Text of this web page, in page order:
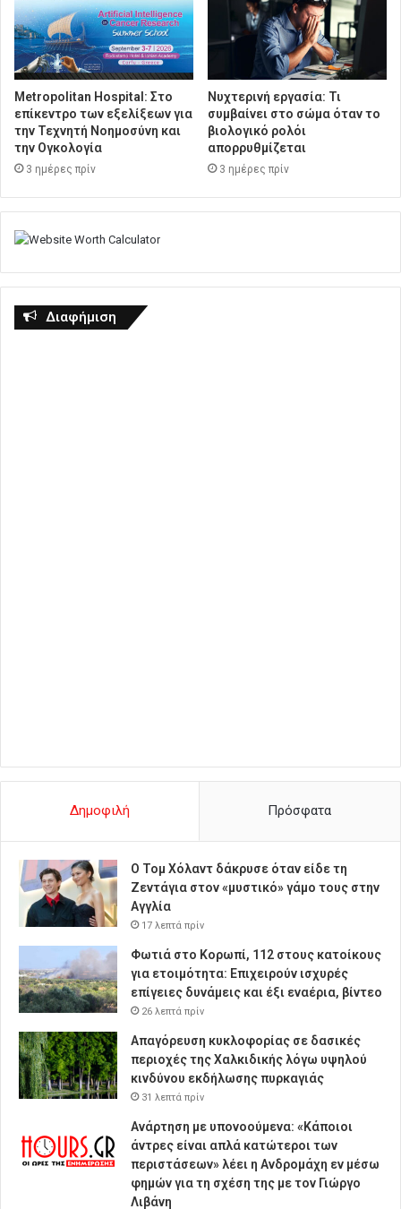
Metropolitan Hospital: Στο
επίκεντρο των εξελίξεων για
την Τεχνητή Νοημοσύνη και
την Ογκολογία
3 ημέρες πρίν
Νυχτερινή εργασία: Τι
συμβαίνει στο σώμα όταν το
βιολογικό ρολόι
απορρυθμίζεται
3 ημέρες πρίν
Διαφήμιση
Δημοφιλή Πρόσφατα
Ο Τομ Χόλαντ δάκρυσε όταν είδε τη
Ζεντάγια στον «μυστικό» γάμο τους στην
Αγγλία
17 λεπτά πρίν
Φωτιά στο Κορωπί, 112 στους κατοίκους
για ετοιμότητα: Επιχειρούν ισχυρές
επίγειες δυνάμεις και έξι εναέρια, βίντεο
26 λεπτά πρίν
Απαγόρευση κυκλοφορίας σε δασικές
περιοχές της Χαλκιδικής λόγω υψηλού
κινδύνου εκδήλωσης πυρκαγιάς
31 λεπτά πρίν
Ανάρτηση με υπονοούμενα: «Κάποιοι
άντρες είναι απλά κατώτεροι των
περιστάσεων» λέει η Ανδρομάχη εν μέσω
φημών για τη σχέση της με τον Γιώργο
Λιβάνη